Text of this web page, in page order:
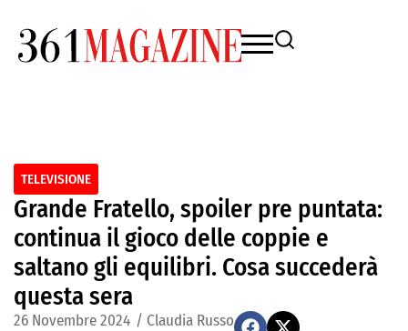
TELEVISIONE
Grande Fratello, spoiler pre puntata:
continua il gioco delle coppie e
saltano gli equilibri. Cosa succederà
questa sera
26 Novembre 2024 / Claudia Russo